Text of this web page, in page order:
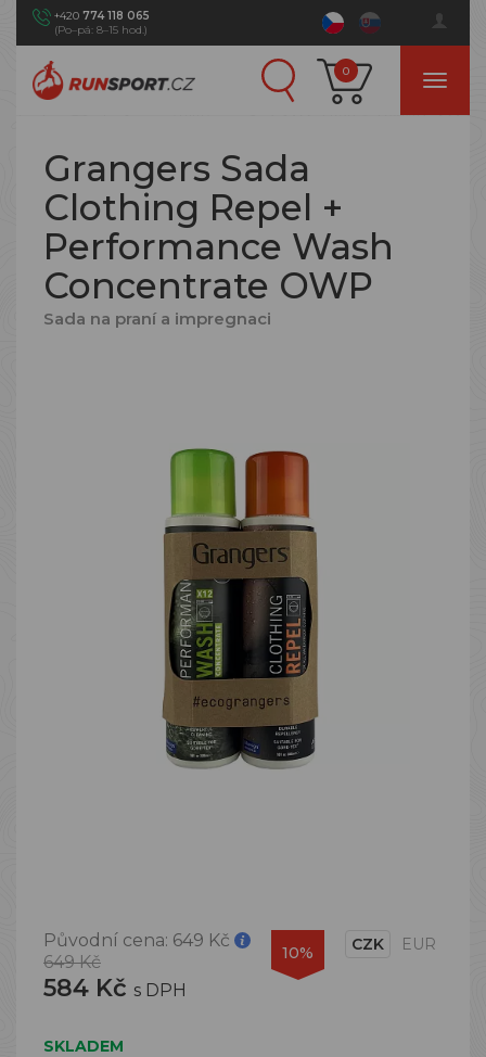
+420 774 118 065
(Po–pá: 8–15 hod.)
0
Grangers Sada
Clothing Repel +
Performance Wash
Concentrate OWP
Sada na praní a impregnaci
Původní cena: 649 Kč
649 Kč
584 Kč s DPH
10% CZK EUR
SKLADEM